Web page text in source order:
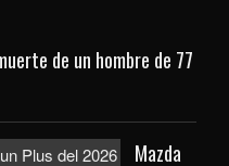
de un hombre de 77
Mazda